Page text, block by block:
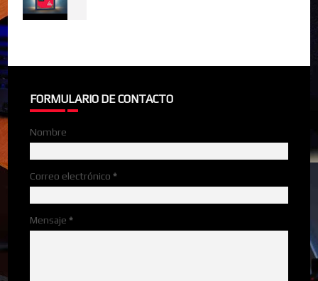
FORMULARIO DE CONTACTO
Nombre
Correo electrónico*
Mensaje*